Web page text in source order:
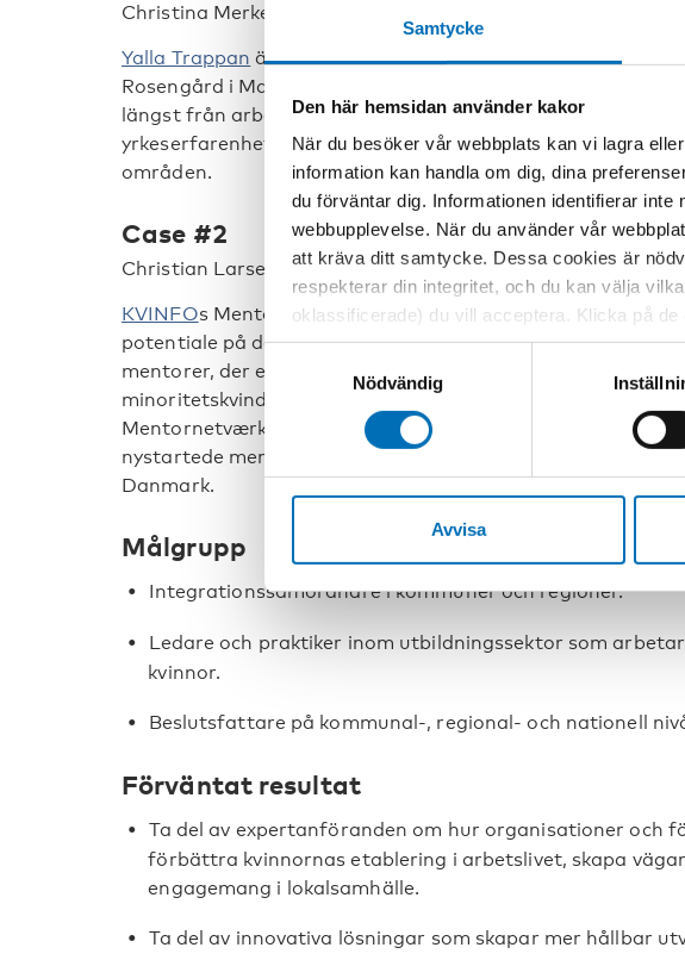
Samtycke
Den här hemsidan använder kakor
När du besöker vår webbplats kan vi lagra
information kan handla om dig, dina
du förväntar dig. Informationen identifierar
webbupplevelse. När du använder vår
att kräva ditt samtycke. Dessa cookies är
respekterar din integritet, och du kan välja
oklassificerade) du vill acceptera. Klicka på
inställningar för cookies. Observera att
vi erbjuder. Om du har besökt vår webbplats
Nödvändig
Avvisa
Christina Merker Siesjö, ordförande, Yalla Trappan.
Yalla Trappan är ett arbetsintegrerande socialt företag och
Rosengård i Malmö. Yalla Trappan skapar arbetstillfällen
längst från arbetsmarknaden: medelålders kvinnor som
yrkeserfarenheter från hemlandet, och bidrar till social
områden.
Case #2
Christian Larsen, projektleder, KVINFOs Mentornetværk.
KVINFOs Mentornetværk stræber efter at forløse etniske
potentiale på det danske arbejdsmarked. Mentornetværket
mentorer, der er forankret i det danske samfund, til at støtte
minoritetskvinder med en bedre integration. Metoden fra
Mentornetværk er anvendt til at starte søsterprogrammer i
nystartede mentorprojekt PIFT, der retter sig mod sårbare
Danmark.
Målgrupp
Integrationssamordnare i kommuner och regioner.
Ledare och praktiker inom utbildningssektor som
kvinnor.
Beslutsfattare på kommunal-, regional- och nationell
Förväntat resultat
Ta del av expertanföranden om hur organisationer och
förbättra kvinnornas etablering i arbetslivet, skapa
engagemang i lokalsamhälle.
Ta del av innovativa lösningar som skapar mer hållbar